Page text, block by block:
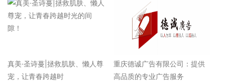
真美·圣诗蔓|拯救肌肤、懒人尊
宠，让青春跨越时
重庆德诚广告有限公司：提供
高品质的专业广告服务